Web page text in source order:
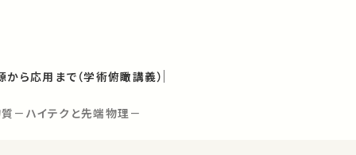
ら応用まで（学術俯瞰講義）
－ハイテクと先端物理－